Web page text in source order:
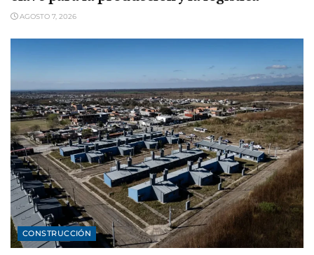
AGOSTO 7, 2026
CONSTRUCCIÓN